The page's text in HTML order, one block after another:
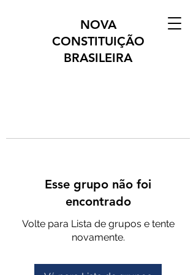
NOVA
CONSTITUIÇÃO
BRASILEIRA
Esse grupo não foi
encontrado
Volte para Lista de grupos e tente
novamente.